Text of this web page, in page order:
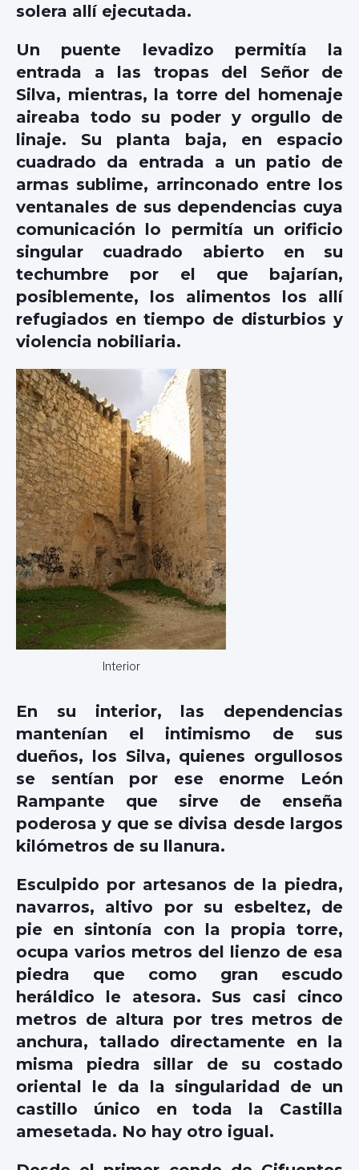
solera allí ejecutada.
Un puente levadizo permitía la
entrada a las tropas del Señor de
Silva, mientras, la torre del homenaje
aireaba todo su poder y orgullo de
linaje. Su planta baja, en espacio
cuadrado da entrada a un patio de
armas sublime, arrinconado entre los
ventanales de sus dependencias cuya
comunicación lo permitía un orificio
singular cuadrado abierto en su
techumbre por el que bajarían,
posiblemente, los alimentos los allí
refugiados en tiempo de disturbios y
violencia nobiliaria.
Interior
En su interior, las dependencias
mantenían el intimismo de sus
dueños, los Silva, quienes orgullosos
se sentían por ese enorme León
Rampante que sirve de enseña
poderosa y que se divisa desde largos
kilómetros de su llanura.
Esculpido por artesanos de la piedra,
navarros, altivo por su esbeltez, de
pie en sintonía con la propia torre,
ocupa varios metros del lienzo de esa
piedra que como gran escudo
heráldico le atesora. Sus casi cinco
metros de altura por tres metros de
anchura, tallado directamente en la
misma piedra sillar de su costado
oriental le da la singularidad de un
castillo único en toda la Castilla
amesetada. No hay otro igual.